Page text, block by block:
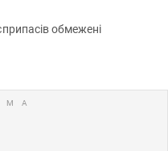
обмежені